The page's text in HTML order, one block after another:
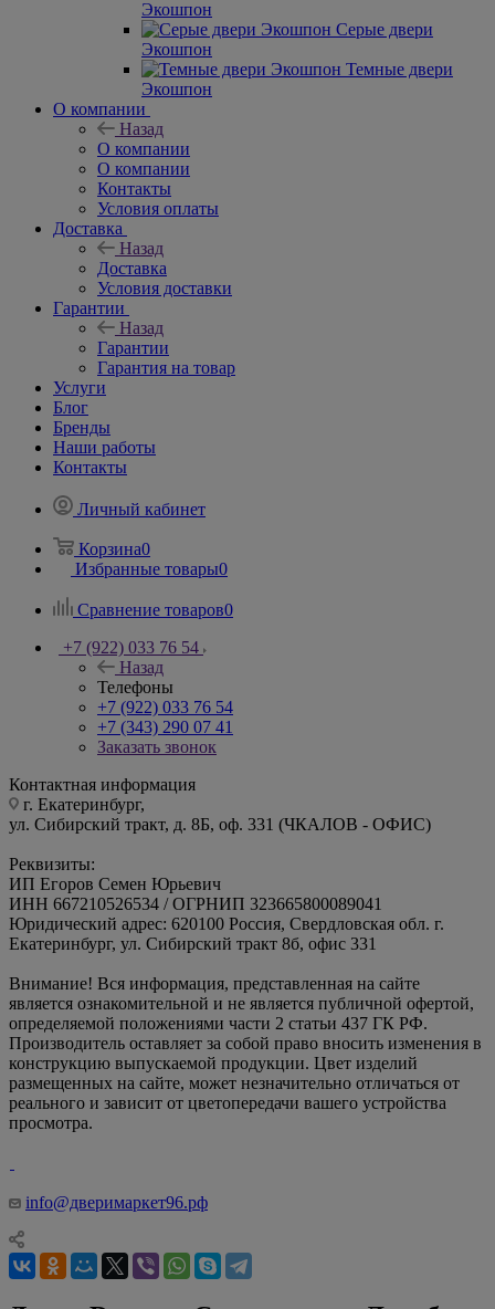
Экошпон
Экошпон
О компании
Назад
О компании
О компании
Контакты
Условия оплаты
Доставка
Назад
Доставка
Условия доставки
Гарантии
Назад
Гарантии
Гарантия на товар
Услуги
Блог
Бренды
Наши работы
Контакты
Избранные товары
Назад
Телефоны
+7 (922) 033 76 54
+7 (343) 290 07 41
Заказать звонок
г. Екатеринбург,
ул. Сибирский тракт, д. 8Б, оф. 331 (ЧКАЛОВ - ОФИС)
ИП Егоров Семен Юрьевич
ИНН 667210526534 / ОГРНИП 323665800089041
Юридический адрес: 620100 Россия, Свердловская обл. г.
Екатеринбург, ул. Сибирский тракт 8б, офис 331
является ознакомительной и не является публичной офертой,
определяемой положениями части 2 статьи 437 ГК РФ.
Производитель оставляет за собой право вносить изменения в
конструкцию выпускаемой продукции. Цвет изделий
размещенных на сайте, может незначительно отличаться от
реального и зависит от цветопередачи вашего устройства
просмотра.